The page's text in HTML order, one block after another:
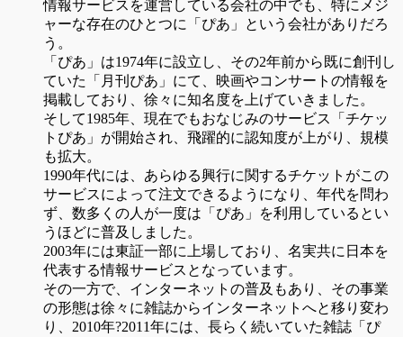
情報サービスを運営している会社の中でも、特にメジ
ャーな存在のひとつに「ぴあ」という会社がありだろ
う。
「ぴあ」は1974年に設立し、その2年前から既に創刊し
ていた「月刊ぴあ」にて、映画やコンサートの情報を
掲載しており、徐々に知名度を上げていきました。
そして1985年、現在でもおなじみのサービス「チケッ
トぴあ」が開始され、飛躍的に認知度が上がり、規模
も拡大。
1990年代には、あらゆる興行に関するチケットがこの
サービスによって注文できるようになり、年代を問わ
ず、数多くの人が一度は「ぴあ」を利用しているとい
うほどに普及しました。
2003年には東証一部に上場しており、名実共に日本を
代表する情報サービスとなっています。
その一方で、インターネットの普及もあり、その事業
の形態は徐々に雑誌からインターネットへと移り変わ
り、2010年?2011年には、長らく続いていた雑誌「ぴ